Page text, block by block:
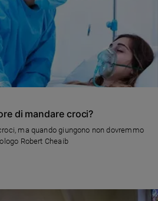
di mandare croci?
ma quando giungono non dovremmo
Robert Cheaib